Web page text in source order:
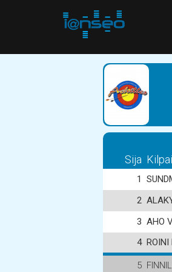
Sija
1
2
3 AHO
4 ROINI
5